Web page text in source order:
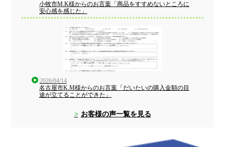
小牧市M.K様からのお言葉「商品をすすめないところに
安心感を感じた」
2026/04/14
名古屋市K.M様からのお言葉「だいたいの購入金額の目
途が立てることができた」
お客様の声一覧を見る